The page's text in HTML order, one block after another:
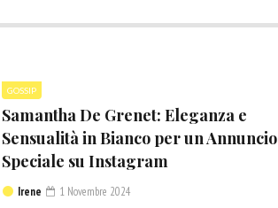
GOSSIP
Samantha De Grenet: Eleganza e
Sensualità in Bianco per un Annuncio
Speciale su Instagram
Irene 1 Novembre 2024